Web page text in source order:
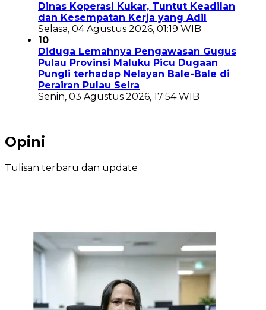
Dinas Koperasi Kukar, Tuntut Keadilan
dan Kesempatan Kerja yang Adil
Selasa, 04 Agustus 2026, 01:19 WIB
10
Diduga Lemahnya Pengawasan Gugus
Pulau Provinsi Maluku Picu Dugaan
Pungli terhadap Nelayan Bale-Bale di
Perairan Pulau Seira
Senin, 03 Agustus 2026, 17:54 WIB
Opini
Tulisan terbaru dan update